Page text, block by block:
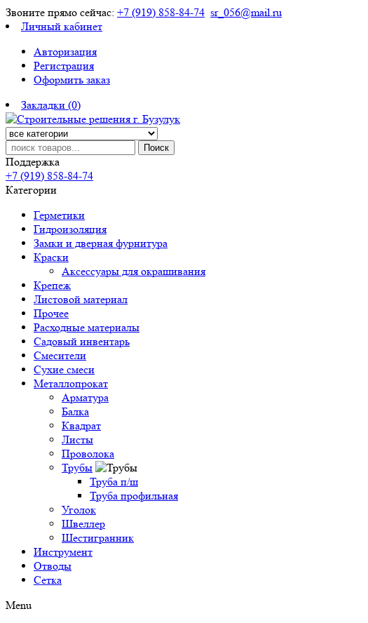
Звоните прямо сейчас: +7 (919) 858-84-74 sr_056@mail.ru
Личный кабинет
Авторизация
Регистрация
Оформить заказ
Закладки (0)
Поиск
Поддержка
+7 (919) 858-84-74
Категории
Герметики
Гидроизоляция
Замки и дверная фурнитура
Краски
Аксессуары для окрашивания
Крепеж
Листовой материал
Прочее
Расходные материалы
Садовый инвентарь
Смесители
Сухие смеси
Металлопрокат
Арматура
Балка
Квадрат
Листы
Проволока
Трубы
Труба п/ш
Труба профильная
Уголок
Швеллер
Шестигранник
Инструмент
Отводы
Сетка
Menu